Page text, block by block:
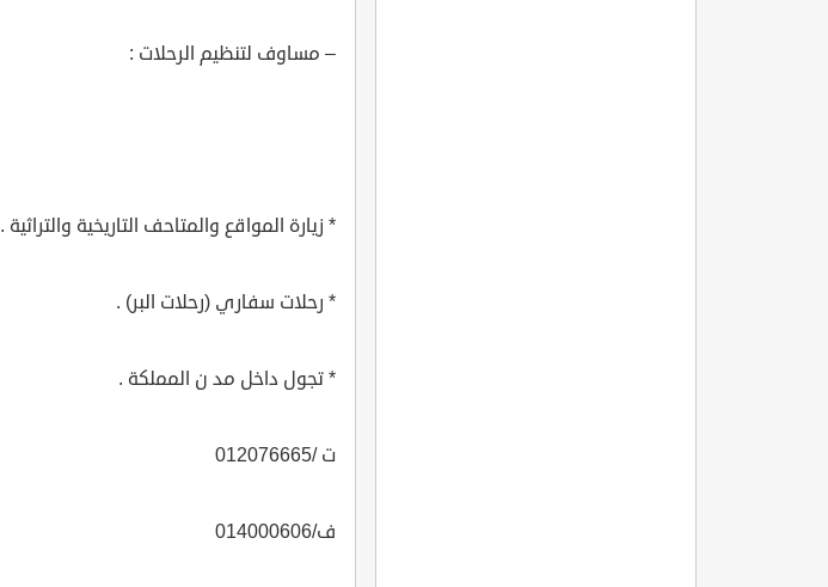
– مساوف لتنظيم الرحلات :
* زيارة المواقع والمتاحف التاريخية والتراثية .
* رحلات سفاري (رحلات البر) .
* تجول داخل مد ن المملكة .
ت /012076665
ف/014000606